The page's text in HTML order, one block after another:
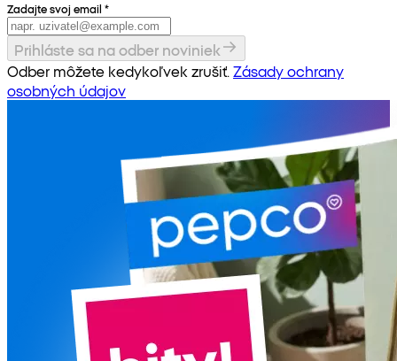
Zadajte svoj email *
Prihláste sa na odber noviniek
Odber môžete kedykoľvek zrušiť.Zásady ochrany
osobných údajov